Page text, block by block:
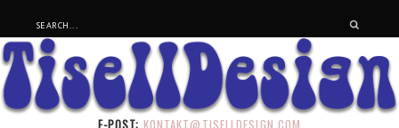
E-POST: KONTAKT@TISELLDESIGN.COM